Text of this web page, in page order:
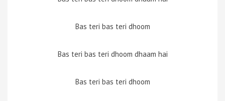
Bas teri bas teri dhoom
Bas teri bas teri dhoom dhaam hai
Bas teri bas teri dhoom